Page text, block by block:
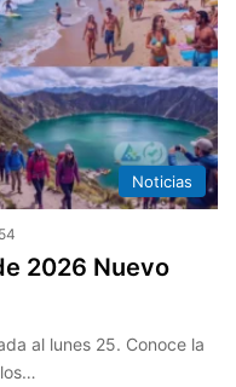
Noticias
2026 Nuevo
al lunes 25. Conoce la